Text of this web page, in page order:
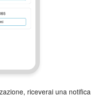
riceverai una notifica